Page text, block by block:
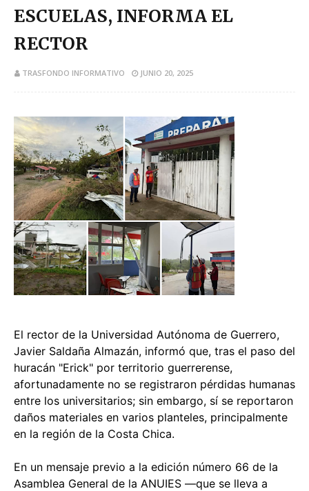
ESCUELAS, INFORMA EL
RECTOR
TRASFONDO INFORMATIVO JUNIO 20, 2025
El rector de la Universidad Autónoma de Guerrero,
Javier Saldaña Almazán, informó que, tras el paso del
huracán "Erick" por territorio guerrerense,
afortunadamente no se registraron pérdidas humanas
entre los universitarios; sin embargo, sí se reportaron
daños materiales en varios planteles, principalmente
en la región de la Costa Chica.
En un mensaje previo a la edición número 66 de la
Asamblea General de la ANUIES —que se lleva a